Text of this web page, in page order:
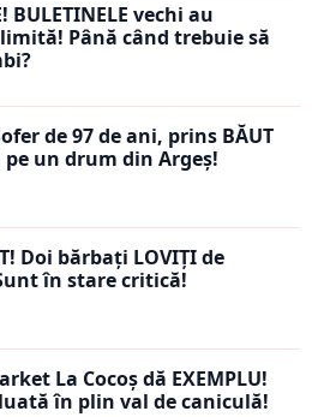
BULETINELE vechi au
Până când trebuie să
de 97 de ani, prins BĂUT
un drum din Argeș!
Doi bărbați LOVIȚI de
în stare critică!
La Cocoș dă EXEMPLU!
în plin val de caniculă!